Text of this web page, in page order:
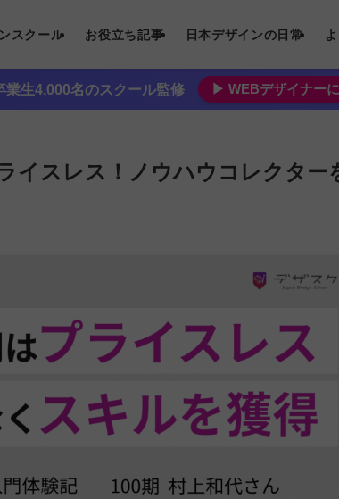
スクール お役立ち記事 日本デザインの日常
業生4,000名のスクール監修 ▶︎ WEBデザイナー
イスレス！ノウハウコレクター